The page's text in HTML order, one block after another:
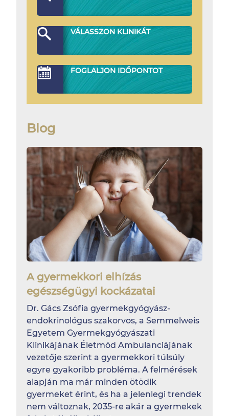
VÁLASSZON KLINIKÁT
FOGLALJON IDŐPONTOT
Blog
A gyermekkori elhízás
egészségügyi kockázatai
Dr. Gács Zsófia gyermekgyógyász-
endokrinológus szakorvos, a Semmelweis
Egyetem Gyermekgyógyászati
Klinikájának Életmód Ambulanciájának
vezetője szerint a gyermekkori túlsúly
egyre gyakoribb probléma. A felmérések
alapján ma már minden ötödik
gyermeket érint, és ha a jelenlegi trendek
nem változnak, 2035-re akár a gyermekek